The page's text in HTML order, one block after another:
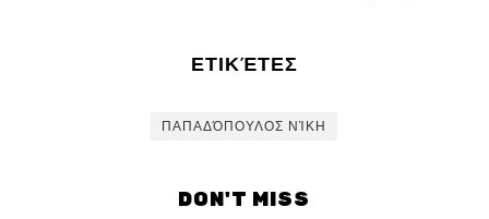
ΕΤΙΚΈΤΕΣ
ΠΑΠΑΔΌΠΟΥΛΟΣ ΝΊΚΗ
DON'T MISS